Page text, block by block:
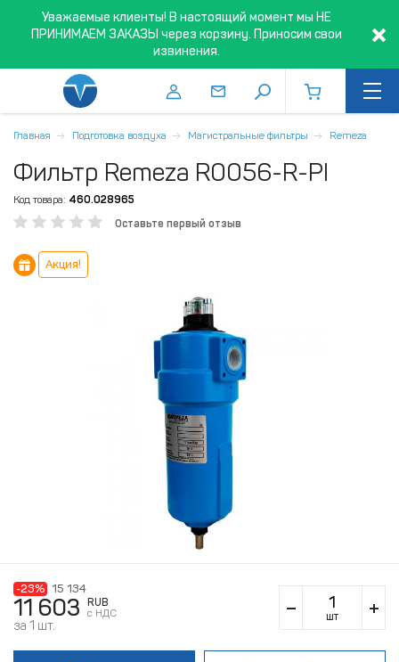
Уважаемые клиенты! В настоящий момент мы НЕ
ПРИНИМАЕМ ЗАКАЗЫ через корзину. Приносим свои
извинения.
Главная Подготовка воздуха Магистральные фильтры Remeza
Фильтр Remeza R0056-R-PI
Код товара: 460.028965
Оставьте первый отзыв
Акция!
-23% 15 134
11 603
RUB
c НДС
за 1 шт.
шт